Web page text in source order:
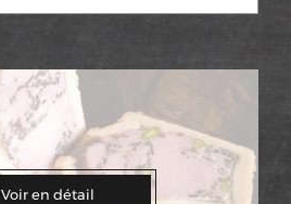
Voir en détail